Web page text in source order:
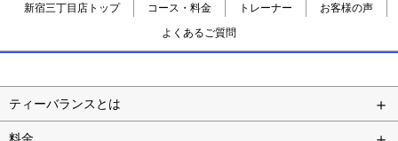
新宿三丁目店トップ コース・料金 トレーナー
お客様の声
よくあるご質問
ティーバランスとは